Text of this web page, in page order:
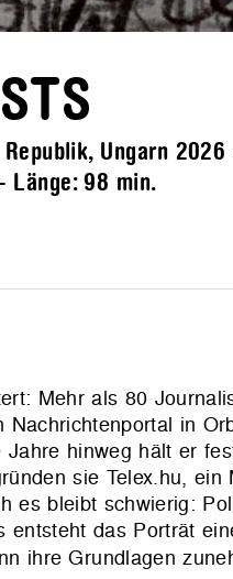
Ungarn
Länge:98 min.
Mehr als 80
in
hinweg hält er
sie Telex.hu,
es bleibt schwierig:
das Porträt
ihre Grundlagen